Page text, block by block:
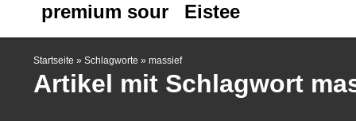
premium sour
Eistee
Startseite » Schlagworte » massief
Artikel mit Schlagwort